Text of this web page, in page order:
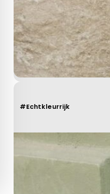
#Echtkleurrijk